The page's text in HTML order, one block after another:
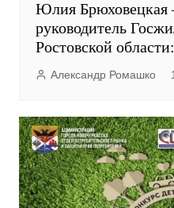
Юлия
руководитель
Ростовской
Александр Ромашко